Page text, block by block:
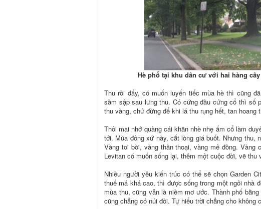
Hè phố tại khu dân cư với hai hàng
Thu rồi đấy, có muốn luyến tiếc mùa hè thì cũng
sầm sập sau lưng thu. Có cứng đầu cứng cổ thì số
thu vàng, chứ đừng để khi lá thu rụng hết, tan hoang
Thôi mai nhớ quàng cái khăn nhè nhẹ ấm cổ làm
tới. Mùa đông xứ này, cắt lòng giá buốt. Nhưng thu,
Vàng tơi bời, vàng thần thoại, vàng mê đồng.
Levitan có muốn sống lại, thêm một cuộc đời, vẽ thu
Nhiều người yêu kiến trúc có thể sẽ chọn Garden
thuế má khá cao, thì được sống trong một ngôi nhà
mùa thu, cũng vẫn là niềm mơ ước. Thành phố
cũng chẳng có núi đồi. Tự hiểu trời chẳng cho